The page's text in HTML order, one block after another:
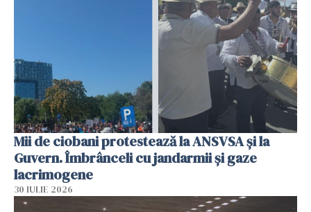
Mii de ciobani protestează la ANSVSA și la
Guvern. Îmbrânceli cu jandarmii și gaze
lacrimogene
30 IULIE 2026